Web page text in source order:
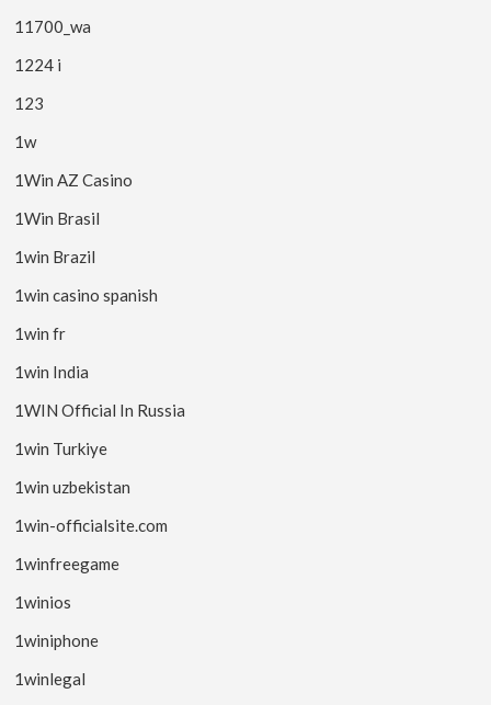
11700_wa
1224 i
123
1w
1Win AZ Casino
1Win Brasil
1win Brazil
1win casino spanish
1win fr
1win India
1WIN Official In Russia
1win Turkiye
1win uzbekistan
1win-officialsite.com
1winfreegame
1winios
1winiphone
1winlegal